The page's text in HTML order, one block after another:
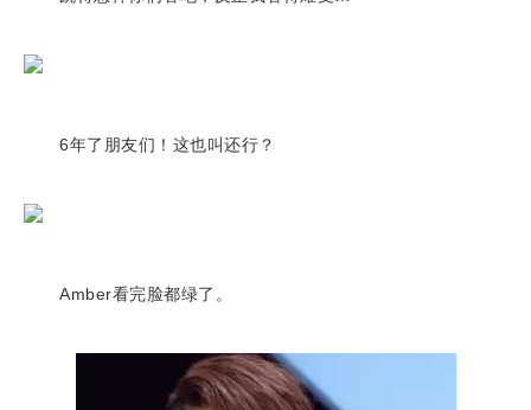
6年了朋友们！这也叫还行？
Amber看完脸都绿了。